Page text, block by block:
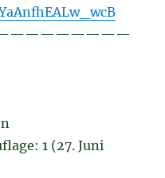
1 (27. Juni